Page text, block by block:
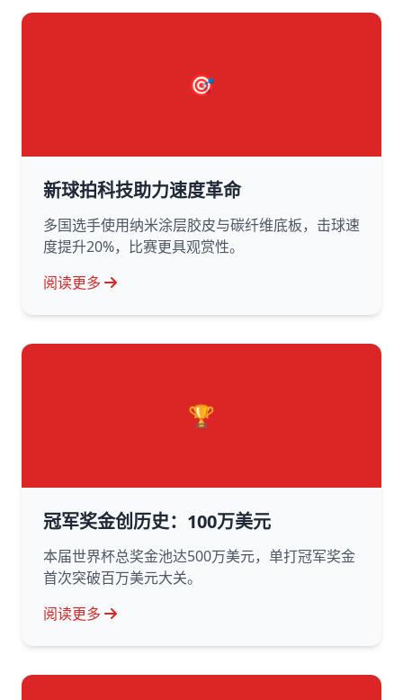
🎯
新球拍科技助力速度革命
多国选手使用纳米涂层胶皮与碳纤维底板，击球速
度提升20%，比赛更具观赏性。
阅读更多
🏆
冠军奖金创历史：100万美元
本届世界杯总奖金池达500万美元，单打冠军奖金
首次突破百万美元大关。
阅读更多